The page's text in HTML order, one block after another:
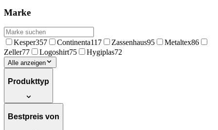
Marke
Kesper357 Continenta117 Zassenhaus95 Metaltex86
Zeller77 Logoshirt75 Hygiplas72
Alle anzeigen
Produkttyp
Bestpreis von